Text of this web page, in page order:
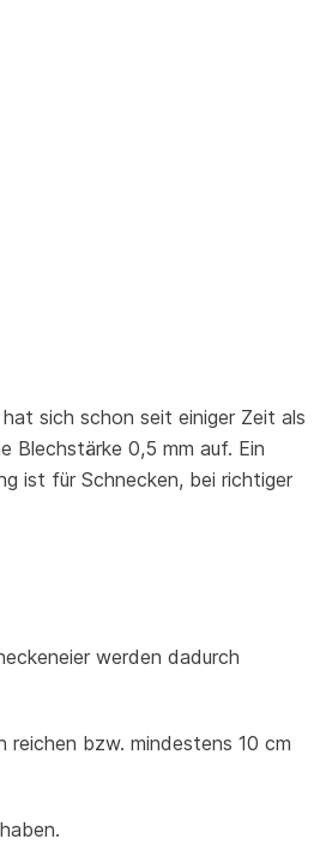
sich schon seit einiger Zeit als
Blechstärke 0,5 mm auf. Ein
ist für Schnecken, bei richtiger
werden dadurch
reichen bzw. mindestens 10 cm